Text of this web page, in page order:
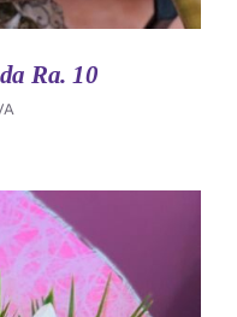
Ra. 10